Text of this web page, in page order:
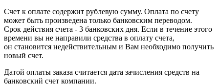
Счет к оплате содержит рублевую сумму. Оплата по счету
может быть произведена только банковским переводом.
Срок действия счета - 3 банковских дня. Если в течение этого
времени вы не направили средства в оплату счета,
он становится недействительным и Вам необходимо получить
новый счет.
Датой оплаты заказа считается дата зачисления средств на
банковский счет компании.